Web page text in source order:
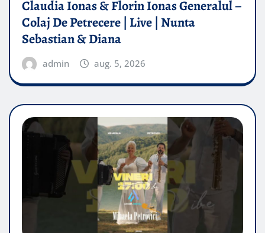
Claudia Ionas & Florin Ionas Generalul –
Colaj De Petrecere | Live | Nunta
Sebastian & Diana
admin aug. 5, 2026